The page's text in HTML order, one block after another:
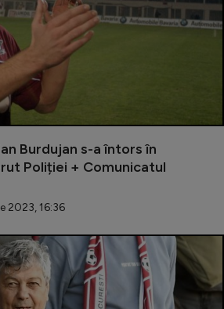
Burdujan s-a întors în
Poliției + Comunicatul
2023, 16:36